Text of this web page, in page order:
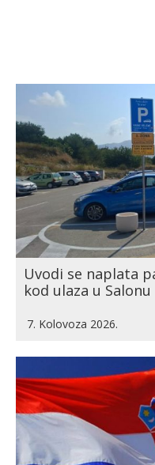
Uvodi se naplata
kod ulaza u Salonu
7. Kolovoza 2026.